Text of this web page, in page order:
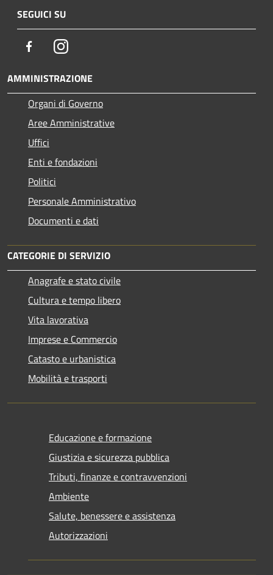
SEGUICI SU
FacebookInstagram
AMMINISTRAZIONE
Organi di Governo
Aree Amministrative
Uffici
Enti e fondazioni
Politici
Personale Amministrativo
Documenti e dati
CATEGORIE DI SERVIZIO
Anagrafe e stato civile
Cultura e tempo libero
Vita lavorativa
Imprese e Commercio
Catasto e urbanistica
Mobilità e trasporti
Educazione e formazione
Giustizia e sicurezza pubblica
Tributi, finanze e contravvenzioni
Ambiente
Salute, benessere e assistenza
Autorizzazioni